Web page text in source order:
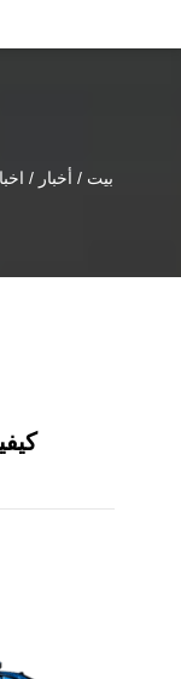
بيت / أخبار /